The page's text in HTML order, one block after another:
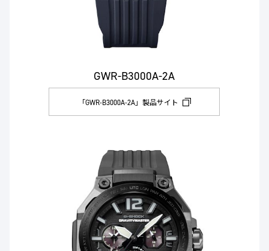
GWR-B3000A-2A
「GWR-B3000A-2A」製品サイト